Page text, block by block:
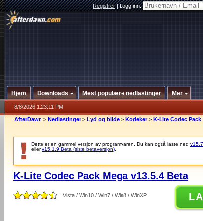
Registrer|Logg inn:
Hjem Downloads Mest populære nedlastinger Mer
8/8/2026 1:23:11 PM
AfterDawn > Nedlastinger > Lyd og bilde > Kodeker > K-Lite Codec Pack
Dette er en gammel versjon av programvaren. Du kan også laste ned
ellerv15.1.9 Beta (siste betaversjon)
K-Lite Codec Pack Mega v13.5.4 Beta
Vista / Win10 / Win7 / Win8 / WinXP